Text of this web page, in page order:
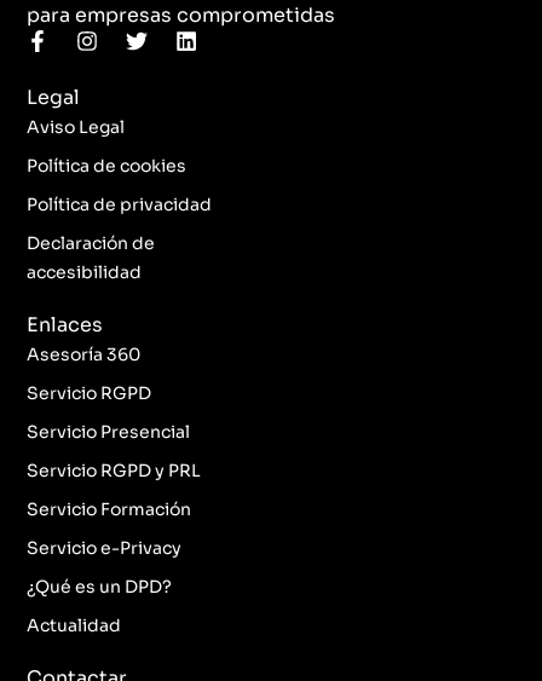
para empresas comprometidas
F
a
e
b
o
k
-
f
I
n
a
r
m
T
w
r
L
i
i
n
Enlaces
Asesoría 360
Servicio RGPD
Servicio Presencial
Servicio RGPD y PRL
Servicio Formación
Servicio e-Privacy
¿Qué es un DPD?
Actualidad
Legal
Aviso Legal
Política de cookies
Política de privacidad
Declaración de
accesibilidad